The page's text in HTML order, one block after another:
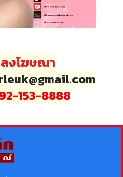
งโฆษณา
153-8888